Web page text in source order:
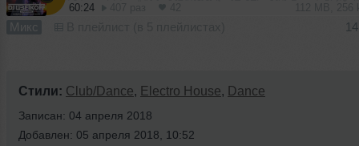
60:24
Микс
Стили: Club/Dance, Electro House, Dance
Записан: 04 апреля 2018
Добавлен: 05 апреля 2018, 10:52